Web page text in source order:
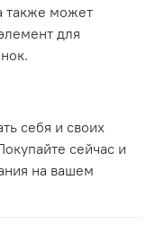
также может
для
себя и своих
сейчас и
на вашем